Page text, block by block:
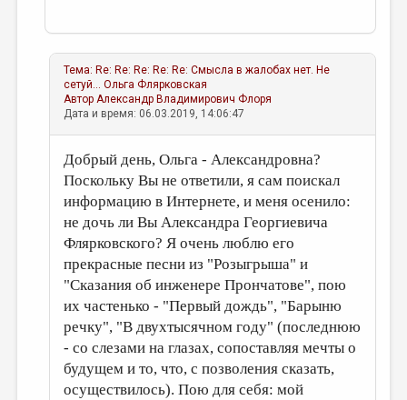
Тема: Re: Re: Re: Re: Re: Смысла в жалобах нет. Не
сетуй... Ольга Флярковская
АвторАлександр Владимирович Флоря
Дата и время: 06.03.2019, 14:06:47
Добрый день, Ольга - Александровна?
Поскольку Вы не ответили, я сам поискал
информацию в Интернете, и меня осенило:
не дочь ли Вы Александра Георгиевича
Флярковского? Я очень люблю его
прекрасные песни из "Розыгрыша" и
"Сказания об инженере Прончатове", пою
их частенько - "Первый дождь", "Барыню
речку", "В двухтысячном году" (последнюю
- со слезами на глазах, сопоставляя мечты о
будущем и то, что, с позволения сказать,
осуществилось). Пою для себя: мой